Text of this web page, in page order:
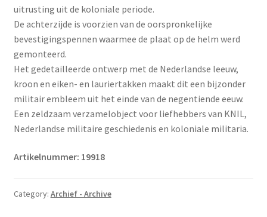
uitrusting uit de koloniale periode.
De achterzijde is voorzien van de oorspronkelijke
bevestigingspennen waarmee de plaat op de helm werd
gemonteerd.
Het gedetailleerde ontwerp met de Nederlandse leeuw,
kroon en eiken- en lauriertakken maakt dit een bijzonder
militair embleem uit het einde van de negentiende eeuw.
Een zeldzaam verzamelobject voor liefhebbers van KNIL,
Nederlandse militaire geschiedenis en koloniale militaria.
Artikelnummer: 19918
Category: Archief - Archive